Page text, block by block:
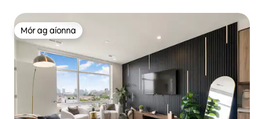
Mór ag aíonna
Mór ag aíonna